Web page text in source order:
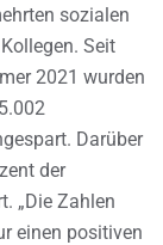
sozialen
Seit
2021 wurden
Darüber
der
„Die Zahlen
einen positiven